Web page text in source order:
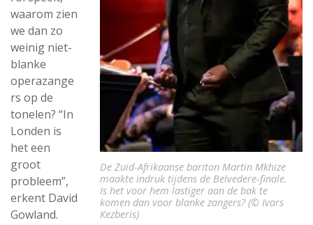
De Zuid-Afrikaanse bariton Martin Mkhize
maakte indruk tijdens de Belvedere-finale.
Is het voor hem lastiger aan de bak te
komen dan voor blanke zangers? (© Ivars
Kezberis)
waarom zien
we dan zo
weinig niet-
blanke
operazange
rs op de
tonelen? “In
Londen is
het een
groot
probleem”,
erkent David
Gowland.